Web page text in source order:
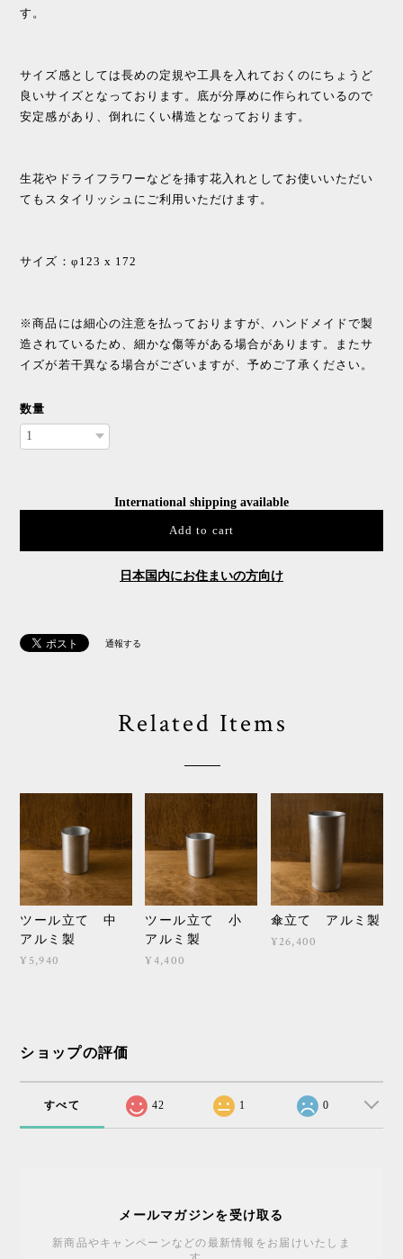
す。
サイズ感としては長めの定規や工具を入れておくのにちょうど
良いサイズとなっております。底が分厚めに作られているので
安定感があり、倒れにくい構造となっております。
生花やドライフラワーなどを挿す花入れとしてお使いいただい
てもスタイリッシュにご利用いただけます。
サイズ：φ123 x 172
※商品には細心の注意を払っておりますが、ハンドメイドで製
造されているため、細かな傷等がある場合があります。またサ
イズが若干異なる場合がございますが、予めご了承ください。
数量
International shipping available
Add to cart
日本国内にお住まいの方向け
通報する
Related Items
ツール立て 中
アルミ製
¥5,940
ツール立て 小
アルミ製
¥4,400
傘立て アルミ製
¥26,400
ショップの評価
すべて 42 1 0
メールマガジンを受け取る
新商品やキャンペーンなどの最新情報をお届けいたしま